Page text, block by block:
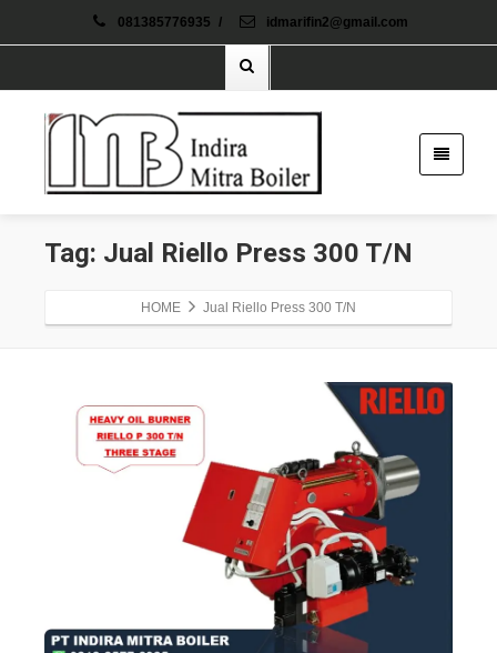
081385776935 / idmarifin2@gmail.com
Tag: Jual Riello Press 300 T/N
HOME Jual Riello Press 300 T/N